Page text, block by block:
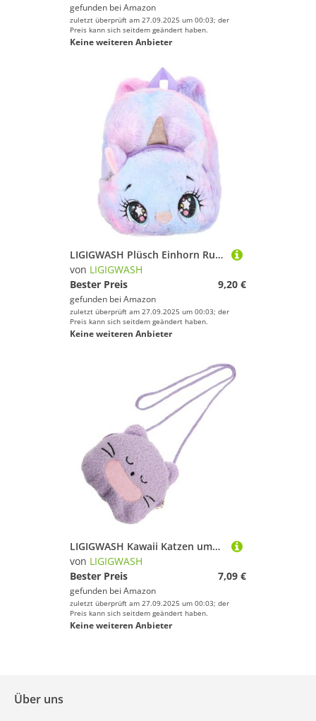
gefunden bei Amazon
zuletzt überprüft am 27.09.2025 um 00:03; der
Preis kann sich seitdem geändert haben.
Keine weiteren Anbieter
LIGIGWASH Plüsch Einhorn Rucksack Leichtes Multifunktionales Schulrucksack Tagesrucksack für Mädchen Reisen Shopping Outdoor Nutzung
von LIGIGWASH
Bester Preis
9,20 €
gefunden bei Amazon
zuletzt überprüft am 27.09.2025 um 00:03; der
Preis kann sich seitdem geändert haben.
Keine weiteren Anbieter
LIGIGWASH Kawaii Katzen umhängetasche für Mädchen Plüsch Kleine Crossbody Tasche mit Verstellbarem Schulterriemen Leichte für Schule Reisen und Einkaufen Niedliche Kindertasche Rosa
von LIGIGWASH
Bester Preis
7,09 €
gefunden bei Amazon
zuletzt überprüft am 27.09.2025 um 00:03; der
Preis kann sich seitdem geändert haben.
Keine weiteren Anbieter
Über uns